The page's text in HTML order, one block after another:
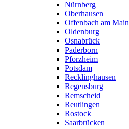
Nürnberg
Oberhausen
Offenbach am Main
Oldenburg
Osnabrück
Paderborn
Pforzheim
Potsdam
Recklinghausen
Regensburg
Remscheid
Reutlingen
Rostock
Saarbrücken